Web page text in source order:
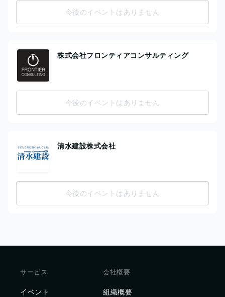
今後のイベントはありません
株式会社フロンティアコンサルティング
今後のイベントはありません
清水建設株式会社
今後のイベントはありません
サービス
イベント
会社概要
組織概要